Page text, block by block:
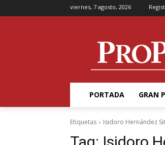
viernes, 7 agosto, 2026
PORTADA GRAN
Etiquetas Isidoro Hernández